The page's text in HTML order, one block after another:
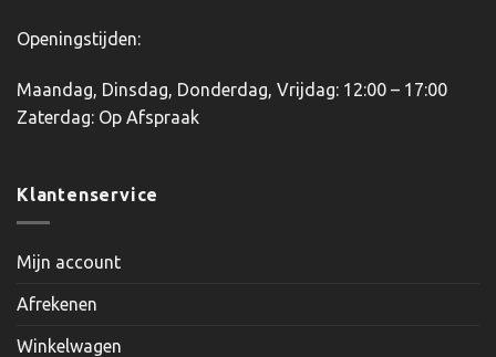
Openingstijden:
Maandag, Dinsdag, Donderdag, Vrijdag: 12:00 – 17:00
Zaterdag: Op Afspraak
Klantenservice
Mijn account
Afrekenen
Winkelwagen